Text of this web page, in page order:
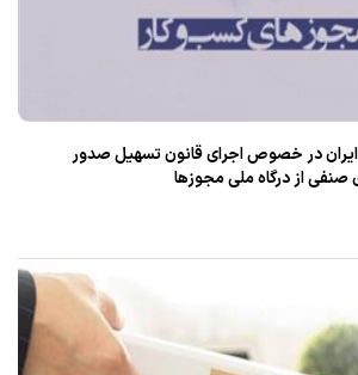
در خصوص اجرای قانون تسهیل صدور
از درگاه ملی مجوزها